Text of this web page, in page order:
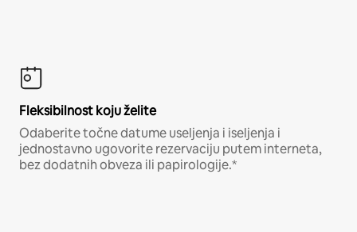
Fleksibilnost koju želite
Odaberite točne datume useljenja i iseljenja i
jednostavno ugovorite rezervaciju putem interneta,
bez dodatnih obveza ili papirologije.*